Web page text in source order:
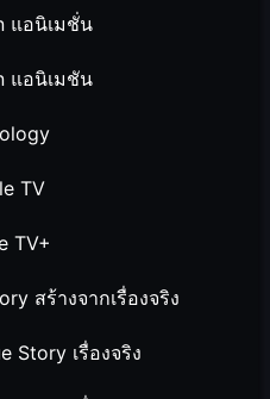
แอนิเมชั่น
แอนิเมชัน
TV
TV+
สร้างจากเรื่องจริง
Story เรื่องจริง